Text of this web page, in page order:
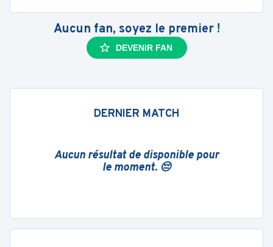
Aucun fan, soyez le premier !
DEVENIR FAN
DERNIER MATCH
Aucun résultat de disponible pour
le moment. 😔